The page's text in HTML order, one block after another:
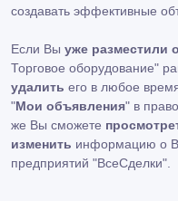
создавать эффективные
Если Вы уже разместили
Торговое оборудование"
удалить его в любое
"Мои объявления" в
же Вы сможете
изменить информацию о
предприятий "ВсеСделки".